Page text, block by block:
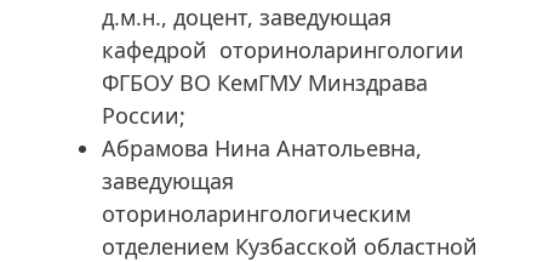
д.м.н., доцент, заведующая
кафедрой оториноларингологии
ФГБОУ ВО КемГМУ Минздрава
России;
Абрамова Нина Анатольевна,
заведующая
оториноларингологическим
отделением Кузбасской областной